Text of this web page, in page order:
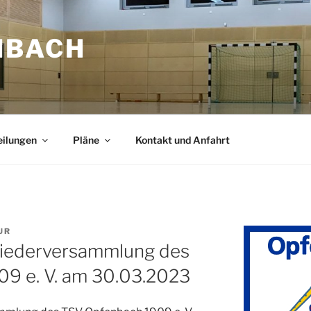
Pläne Kontakt und Anfahrt
des
e. V. am 30.03.2023